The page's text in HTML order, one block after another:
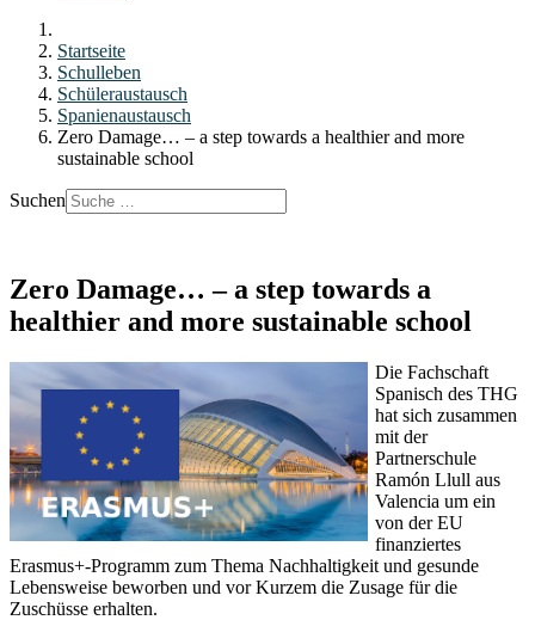
Startseite
Schulleben
Schüleraustausch
Spanienaustausch
Zero Damage… – a step towards a healthier and more
sustainable school
Suchen
Zero Damage… – a step towards a
healthier and more sustainable school
Die Fachschaft
Spanisch des THG
hat sich zusammen
mit der
Partnerschule
Ramón Llull aus
Valencia um ein
von der EU
finanziertes
Erasmus+-Programm zum Thema Nachhaltigkeit und gesunde
Lebensweise beworben und vor Kurzem die Zusage für die
Zuschüsse erhalten.